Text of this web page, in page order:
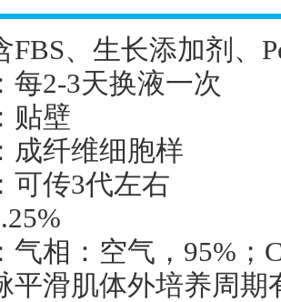
FBS、生长添加剂、
每2-3天换液一次
贴壁
成纤维细胞样
可传3代左右
气相：空气， 95% ；
平滑肌体外培养周